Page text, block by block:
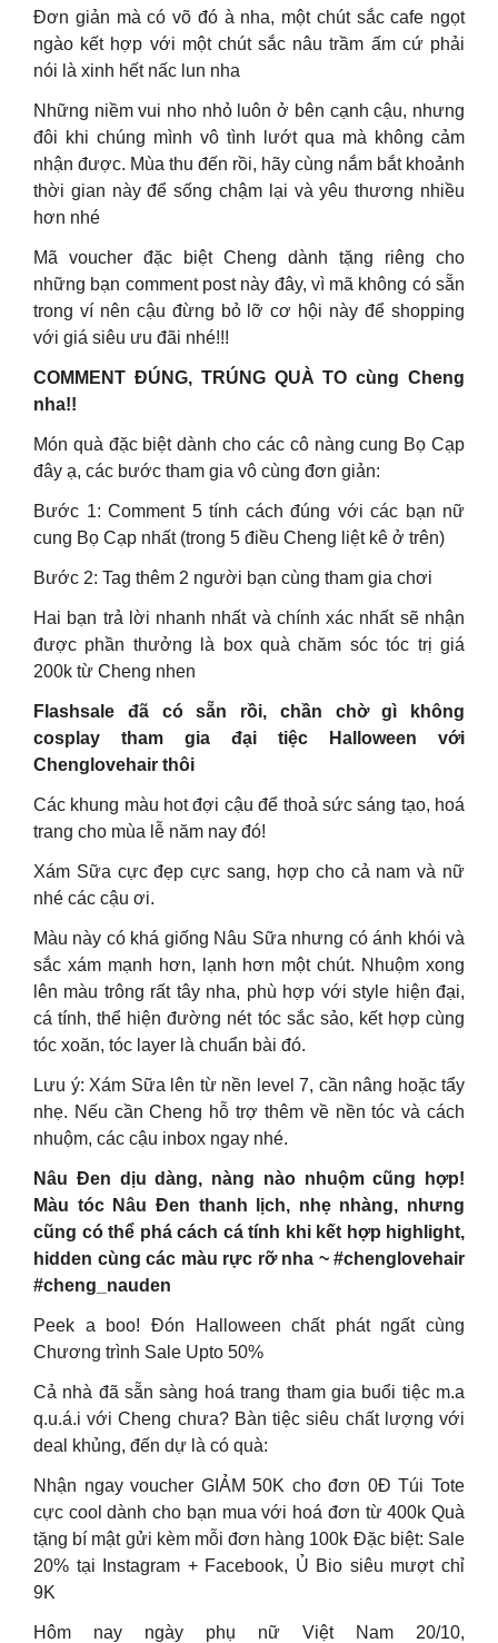
Đơn giản mà có võ đó à nha, một chút sắc cafe ngọt
ngào kết hợp với một chút sắc nâu trầm ấm cứ phải
nói là xinh hết nấc lun nha
Những niềm vui nho nhỏ luôn ở bên cạnh cậu, nhưng
đôi khi chúng mình vô tình lướt qua mà không cảm
nhận được. Mùa thu đến rồi, hãy cùng nắm bắt khoảnh
thời gian này để sống chậm lại và yêu thương nhiều
hơn nhé
Mã voucher đặc biệt Cheng dành tặng riêng cho
những bạn comment post này đây, vì mã không có sẵn
trong ví nên cậu đừng bỏ lỡ cơ hội này để shopping
với giá siêu ưu đãi nhé!!!
COMMENT ĐÚNG, TRÚNG QUÀ TO cùng Cheng
nha!!
Món quà đặc biệt dành cho các cô nàng cung Bọ Cạp
đây ạ, các bước tham gia vô cùng đơn giản:
Bước 1: Comment 5 tính cách đúng với các bạn nữ
cung Bọ Cạp nhất (trong 5 điều Cheng liệt kê ở trên)
Bước 2: Tag thêm 2 người bạn cùng tham gia chơi
Hai bạn trả lời nhanh nhất và chính xác nhất sẽ nhận
được phần thưởng là box quà chăm sóc tóc trị giá
200k từ Cheng nhen
Flashsale đã có sẵn rồi, chần chờ gì không
cosplay tham gia đại tiệc Halloween với
Chenglovehair thôi
Các khung màu hot đợi cậu để thoả sức sáng tạo, hoá
trang cho mùa lễ năm nay đó!
Xám Sữa cực đẹp cực sang, hợp cho cả nam và nữ
nhé các cậu ơi.
Màu này có khá giống Nâu Sữa nhưng có ánh khói và
sắc xám mạnh hơn, lạnh hơn một chút. Nhuộm xong
lên màu trông rất tây nha, phù hợp với style hiện đại,
cá tính, thể hiện đường nét tóc sắc sảo, kết hợp cùng
tóc xoăn, tóc layer là chuẩn bài đó.
Lưu ý: Xám Sữa lên từ nền level 7, cần nâng hoặc tẩy
nhẹ. Nếu cần Cheng hỗ trợ thêm về nền tóc và cách
nhuộm, các cậu inbox ngay nhé.
Nâu Đen dịu dàng, nàng nào nhuộm cũng hợp!
Màu tóc Nâu Đen thanh lịch, nhẹ nhàng, nhưng
cũng có thể phá cách cá tính khi kết hợp highlight,
hidden cùng các màu rực rỡ nha ~ #chenglovehair
#cheng_nauden
Peek a boo! Đón Halloween chất phát ngất cùng
Chương trình Sale Upto 50%
Cả nhà đã sẵn sàng hoá trang tham gia buổi tiệc m.a
q.u.á.i với Cheng chưa? Bàn tiệc siêu chất lượng với
deal khủng, đến dự là có quà:
Nhận ngay voucher GIẢM 50K cho đơn 0Đ Túi Tote
cực cool dành cho bạn mua với hoá đơn từ 400k Quà
tặng bí mật gửi kèm mỗi đơn hàng 100k Đặc biệt: Sale
20% tại Instagram + Facebook, Ủ Bio siêu mượt chỉ
9K
Hôm nay ngày phụ nữ Việt Nam 20/10,